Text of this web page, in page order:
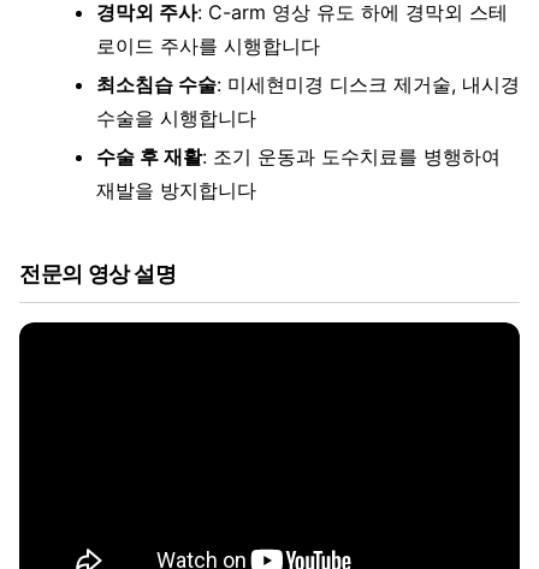
경막외 주사: C-arm 영상 유도 하에 경막외 스테
로이드 주사를 시행합니다
최소침습 수술: 미세현미경 디스크 제거술, 내시경
수술을 시행합니다
수술 후 재활: 조기 운동과 도수치료를 병행하여
재발을 방지합니다
전문의 영상 설명